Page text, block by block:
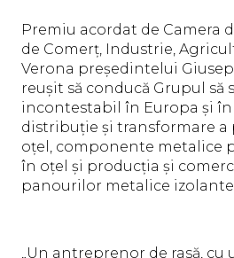
Premiu acordat de Camera
de Comerț, Industrie,
Verona președintelui
reușit să conducă Grupul să
incontestabil în Europa și în
distribuție și transformare a
oțel, componente metalice
în oțel și producția și
panourilor metalice
„Un antreprenor de rasă, cu